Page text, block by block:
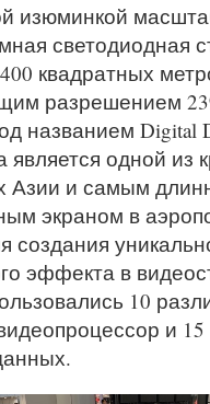
изюминкой
светодиодная
квадратных
разрешением
названием Digital
является одной из
Азии и самым
экраном в
создания
эффекта в
10
и 15